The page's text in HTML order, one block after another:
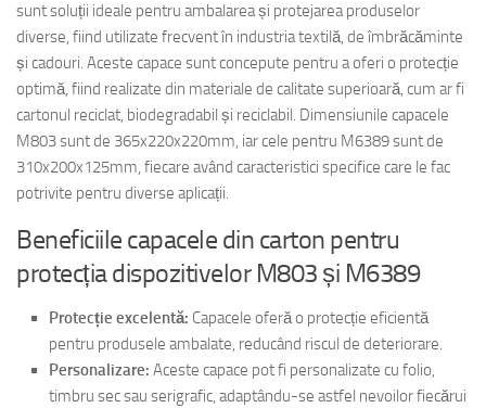
sunt soluții ideale pentru ambalarea și protejarea produselor
diverse, fiind utilizate frecvent în industria textilă, de îmbrăcăminte
și cadouri. Aceste capace sunt concepute pentru a oferi o protecție
optimă, fiind realizate din materiale de calitate superioară, cum ar fi
cartonul reciclat, biodegradabil și reciclabil. Dimensiunile capacele
M803 sunt de 365x220x220mm, iar cele pentru M6389 sunt de
310x200x125mm, fiecare având caracteristici specifice care le fac
potrivite pentru diverse aplicații.
Beneficiile capacele din carton pentru
protecția dispozitivelor M803 și M6389
Protecție excelentă: Capacele oferă o protecție eficientă
pentru produsele ambalate, reducând riscul de deteriorare.
Personalizare: Aceste capace pot fi personalizate cu folio,
timbru sec sau serigrafic, adaptându-se astfel nevoilor fiecărui